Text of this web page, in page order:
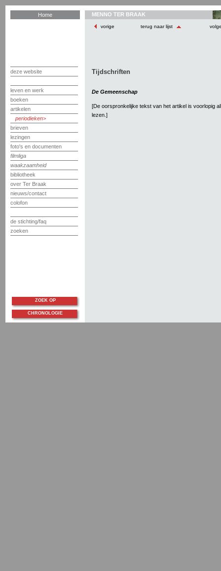
Home
deze website
leven en werk
boeken
artikelen
periodieken
brieven
lezingen
foto's en documenten
filmliga
waakzaamheid
bibliotheek
over Ter Braak
nieuws/contact
colofon
de stichting/faq
zoeken
MENNO TER BRAAK
vorige terug naar lijst
Tijdschriften
De Gemeenschap
[De oorspronkelijke tekst van het artikel is voorlopig
lezen.]
ZOEK OP
CHRONOLOGIE